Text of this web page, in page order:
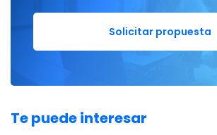
Solicitar propuesta
Te puede interesar